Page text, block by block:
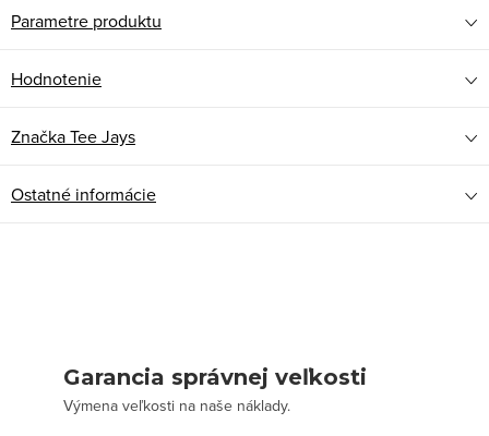
Parametre produktu
Hodnotenie
ZnačkaTee Jays
Ostatné informácie
Garancia správnej veľkosti
Výmena veľkosti na naše náklady.